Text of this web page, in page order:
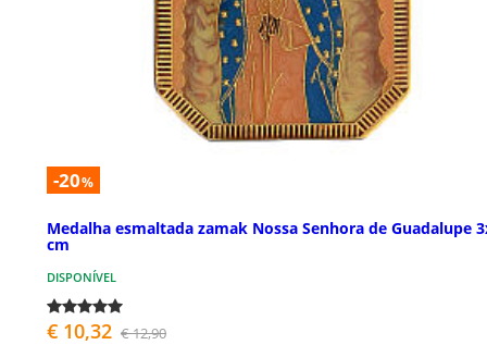
-20%
Medalha esmaltada zamak Nossa Senhora de Guadalupe
cm
DISPONÍVEL
€ 10,32 € 12,90